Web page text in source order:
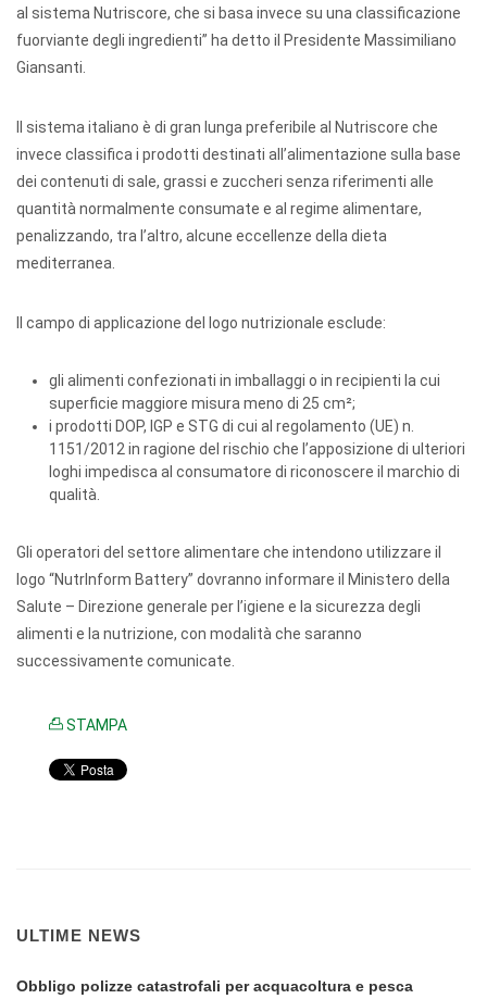
al sistema Nutriscore, che si basa invece su una classificazione
fuorviante degli ingredienti” ha detto il Presidente Massimiliano
Giansanti.
Il sistema italiano è di gran lunga preferibile al Nutriscore che
invece classifica i prodotti destinati all’alimentazione sulla base
dei contenuti di sale, grassi e zuccheri senza riferimenti alle
quantità normalmente consumate e al regime alimentare,
penalizzando, tra l’altro, alcune eccellenze della dieta
mediterranea.
Il campo di applicazione del logo nutrizionale esclude:
gli alimenti confezionati in imballaggi o in recipienti la cui
superficie maggiore misura meno di 25 cm²;
i prodotti DOP, IGP e STG di cui al regolamento (UE) n.
1151/2012 in ragione del rischio che l’apposizione di ulteriori
loghi impedisca al consumatore di riconoscere il marchio di
qualità.
Gli operatori del settore alimentare che intendono utilizzare il
logo “NutrInform Battery” dovranno informare il Ministero della
Salute – Direzione generale per l’igiene e la sicurezza degli
alimenti e la nutrizione, con modalità che saranno
successivamente comunicate.
STAMPA
ULTIME NEWS
Obbligo polizze catastrofali per acquacoltura e pesca